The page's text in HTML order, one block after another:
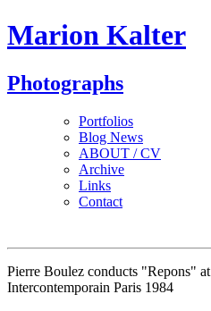
Marion Kalter
Photographs
Portfolios
Blog News
ABOUT / CV
Archive
Links
Contact
Pierre Boulez conducts "Repons"
Intercontemporain Paris 1984